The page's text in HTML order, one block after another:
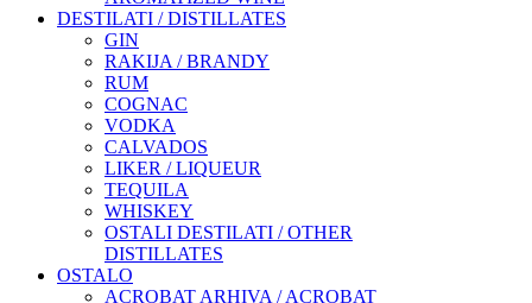
DESTILATI / DISTILLATES
GIN
RAKIJA / BRANDY
RUM
COGNAC
VODKA
CALVADOS
LIKER / LIQUEUR
TEQUILA
WHISKEY
OSTALI DESTILATI / OTHER
DISTILLATES
OSTALO
ACROBAT ARHIVA / ACROBAT